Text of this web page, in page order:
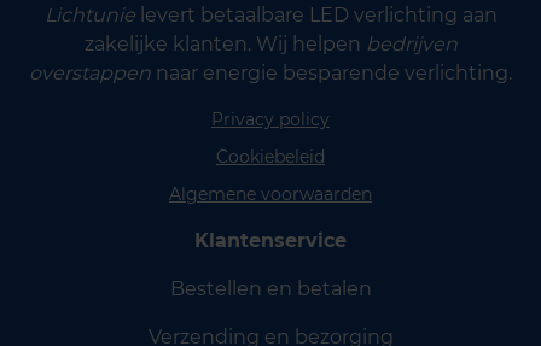
Lichtunielevert betaalbare LED verlichting aan
zakelijke klanten. Wij helpen bedrijven
overstappen naar energie besparende verlichting.
Privacy policy
Cookiebeleid
Algemene voorwaarden
Klantenservice
Bestellen en betalen
Verzending en bezorging